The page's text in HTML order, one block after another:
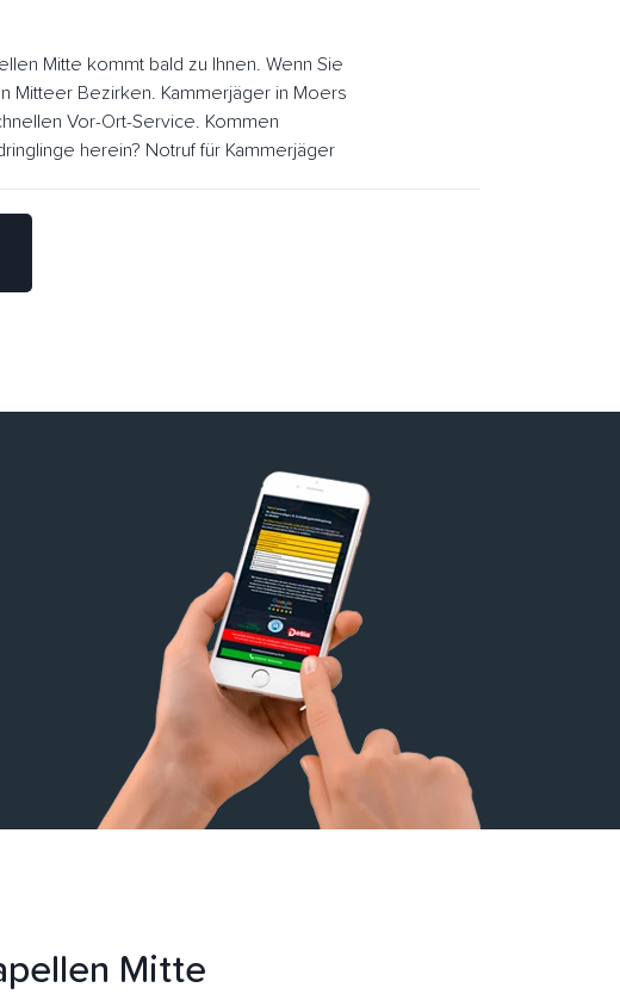
Mitte kommt bald zu Ihnen. Wenn Sie
Mitteer Bezirken. Kammerjäger in Moers
Vor-Ort-Service. Kommen
herein? Notruf für Kammerjäger
Mitte